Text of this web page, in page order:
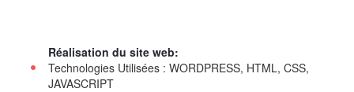
Réalisation du site web:
Technologies Utilisées : WORDPRESS, HTML, CSS,
JAVASCRIPT